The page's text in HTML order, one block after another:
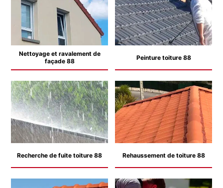
Nettoyage et ravalement de
façade 88
Peinture toiture 88
Recherche de fuite toiture 88 Rehaussement de toiture 88